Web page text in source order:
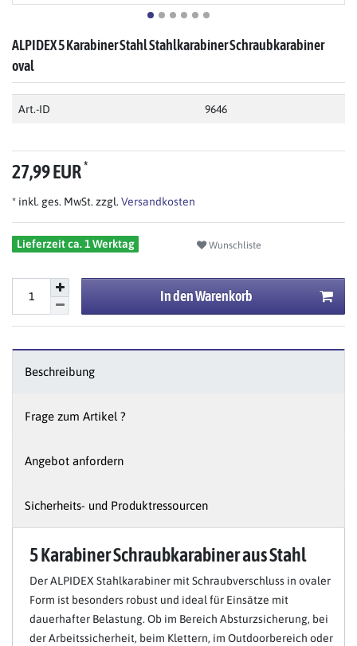
ALPIDEX 5 Karabiner Stahl Stahlkarabiner Schraubkarabiner
oval
Art.-ID 9646
27,99 EUR*
* inkl. ges. MwSt. zzgl. Versandkosten
Lieferzeit ca. 1 Werktag Wunschliste
In den Warenkorb
Beschreibung
Frage zum Artikel ?
Angebot anfordern
Sicherheits- und Produktressourcen
5 Karabiner Schraubkarabiner aus Stahl
Der ALPIDEX Stahlkarabiner mit Schraubverschluss in ovaler
Form ist besonders robust und ideal für Einsätze mit
dauerhafter Belastung. Ob im Bereich Absturzsicherung, bei
der Arbeitssicherheit, beim Klettern, im Outdoorbereich oder